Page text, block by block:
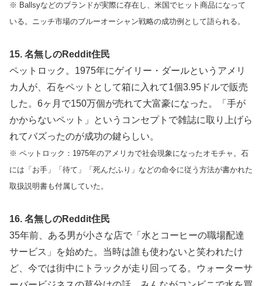
※ Ballsyなどのブランドが実際に存在し、米国でヒット商品になって
いる。ニッチ市場のブルーオーシャン戦略の成功例として語られる。
15. 名無しのReddit住民
ペットロック。1975年にゲイリー・ダールというアメリ
カ人が、石をペットとして箱に入れて1個3.95ドルで販売
した。6ヶ月で150万個が売れて大富豪になった。「手が
かからないペット」というコンセプトで雑誌に取り上げら
れてバズったのが成功の鍵らしい。
※ ペットロック：1975年のアメリカで社会現象になったオモチャ。石
には「お手」「待て」「死んだふり」などの命令に従う方法が書かれた
取扱説明書も付属していた。
16. 名無しのReddit住民
35年前、ある男が小さな店で「水とコーヒーの職場配達
サービス」を始めた。当時は誰も使わないと笑われたけ
ど、今では街中にトラックが走り回ってる。ウォーターサ